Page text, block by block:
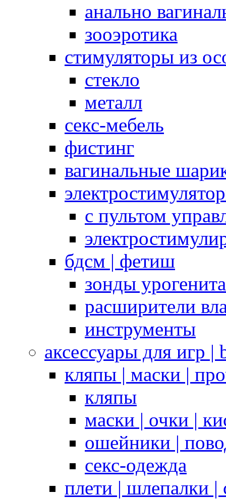
анально
зооэротика
стимуляторы из
стекло
металл
секс-мебель
фистинг
вагинальные
с пультом
бдсм | фетиш
зонды
расширители
инструменты
аксессуары для игр |
кляпы | маски |
кляпы
маски | очки |
ошейники |
секс-одежда
плети | шлепалки |